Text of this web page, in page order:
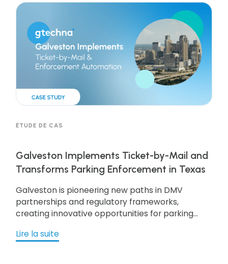
ÉTUDE DE CAS
Galveston Implements Ticket-by-Mail and
Transforms Parking Enforcement in Texas
Galveston is pioneering new paths in DMV
partnerships and regulatory frameworks,
creating innovative opportunities for parking
Ticket-by-mail.
Lire la suite